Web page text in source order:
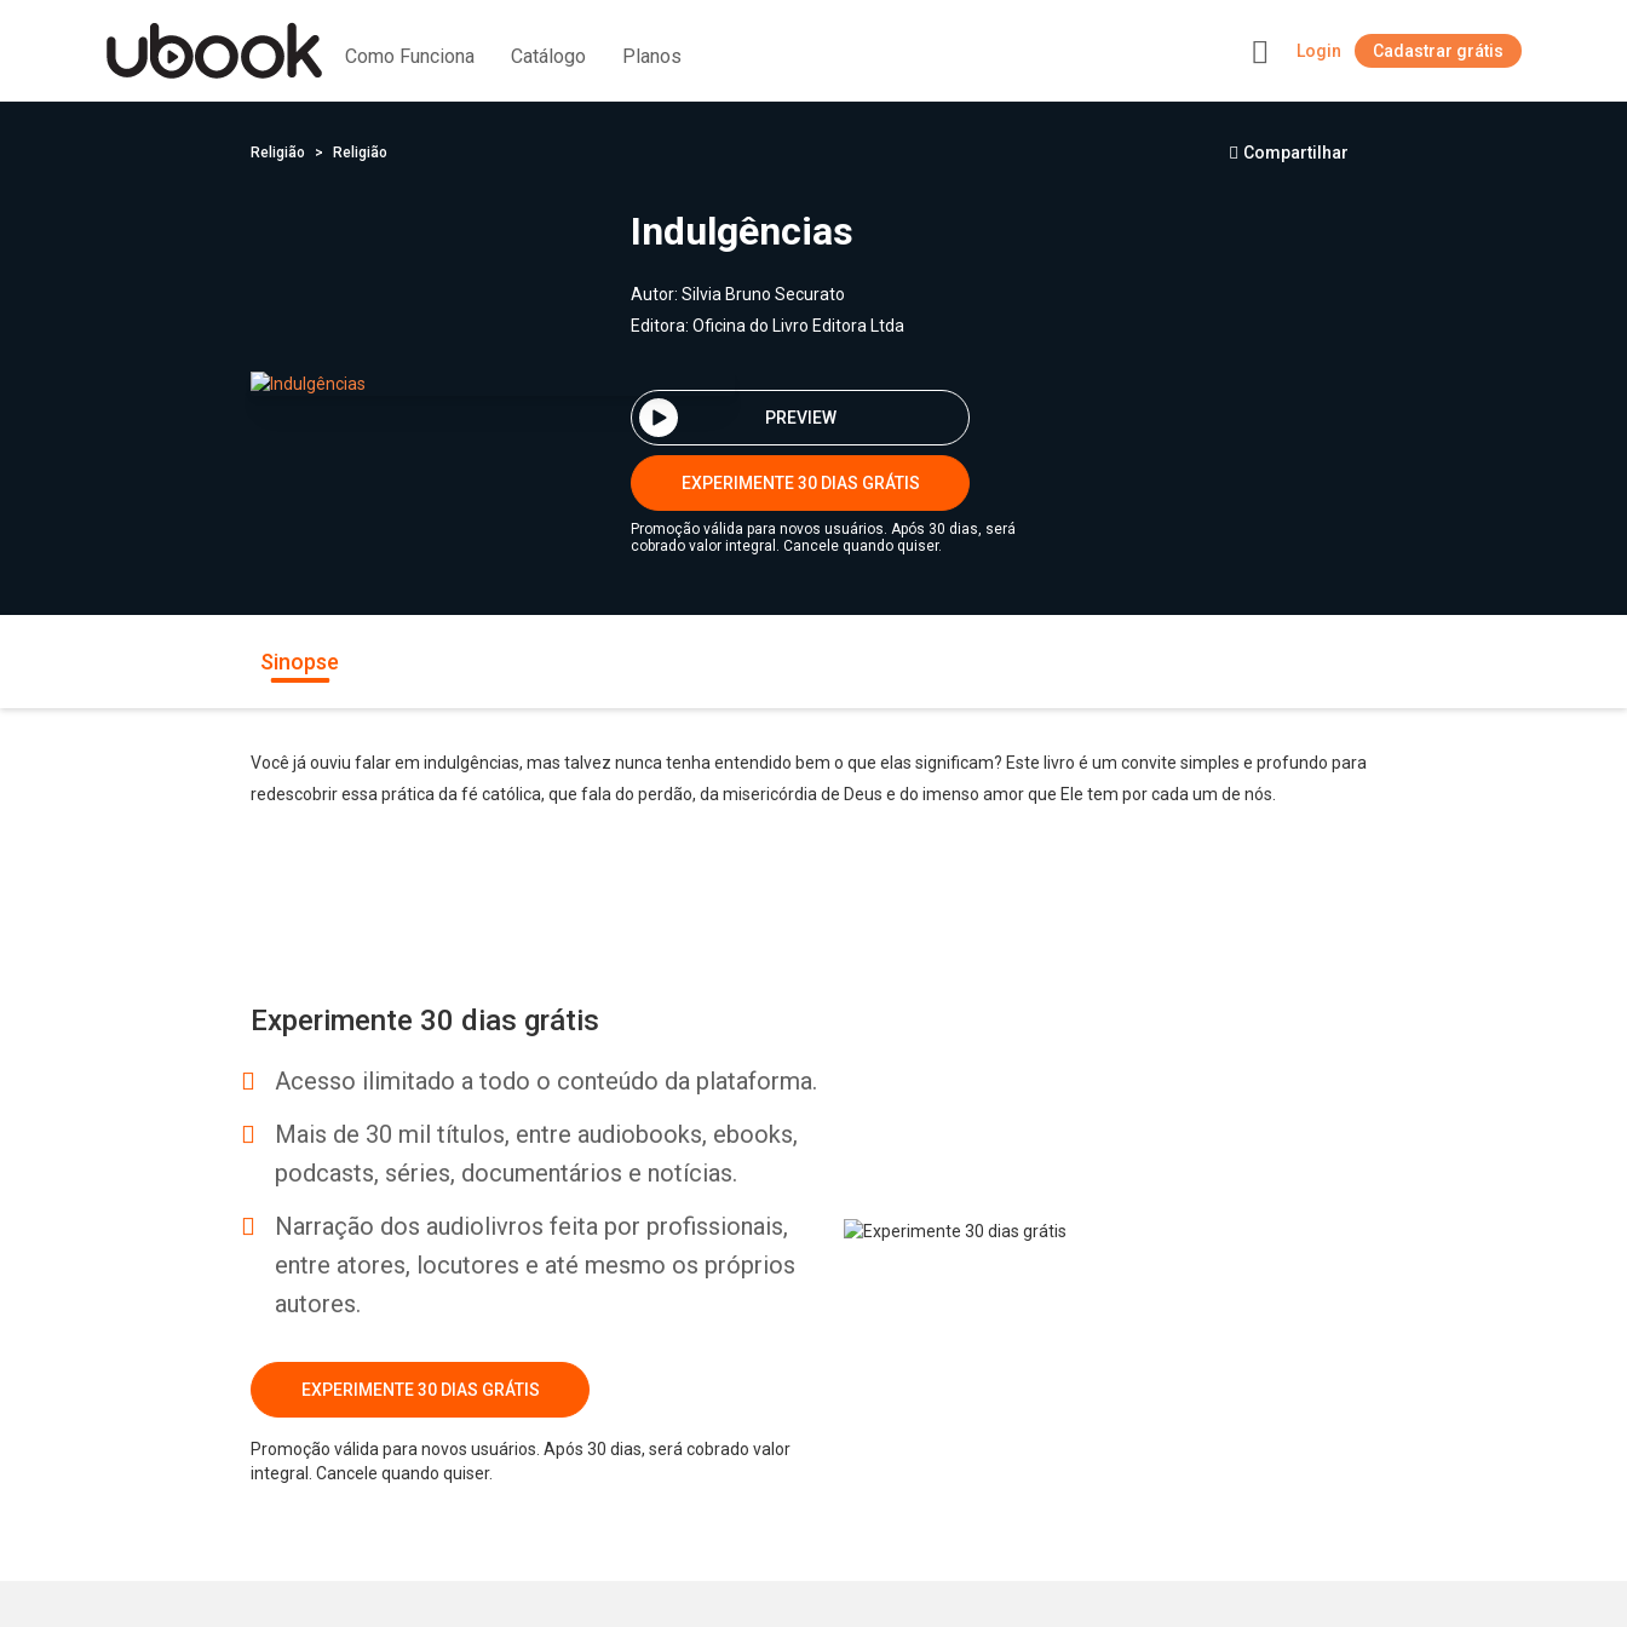
Como Funciona Catálogo Planos Login Cadastrar grátis
Religião Religião Compartilhar
Indulgências
Autor: Silvia Bruno Securato
Editora: Oficina do Livro Editora Ltda
PREVIEW
EXPERIMENTE 30 DIAS GRÁTIS
Promoção válida para novos usuários. Após 30 dias, será
cobrado valor integral. Cancele quando quiser.
Sinopse
Você já ouviu falar em indulgências, mas talvez nunca tenha entendido bem o que elas significam? Este livro é um convite simples e profundo para
redescobrir essa prática da fé católica, que fala do perdão, da misericórdia de Deus e do imenso amor que Ele tem por cada um de nós.
Experimente 30 dias grátis
Acesso ilimitado a todo o conteúdo da plataforma.
Mais de 30 mil títulos, entre audiobooks, ebooks,
podcasts, séries, documentários e notícias.
Narração dos audiolivros feita por profissionais,
entre atores, locutores e até mesmo os próprios
autores.
EXPERIMENTE 30 DIAS GRÁTIS
Promoção válida para novos usuários. Após 30 dias, será cobrado valor
integral. Cancele quando quiser.